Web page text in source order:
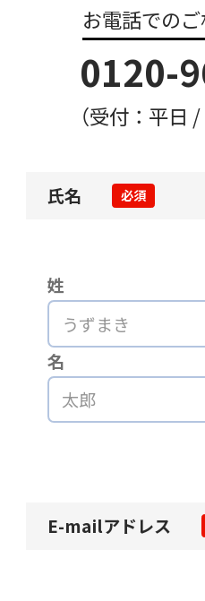
お電話での
0120-
（受付：平日
氏名 必須
姓
名
E-mailアドレス